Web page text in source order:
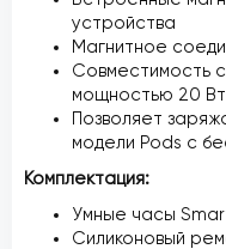
устройства
Магнитное
Совместимость
мощностью 20 Вт
Позволяет
модели Pods с
Комплектация:
Умные часы
Силиконовый